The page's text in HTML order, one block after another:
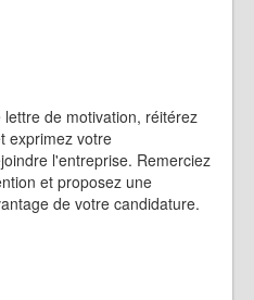
de motivation, réitérez
exprimez votre
l'entreprise. Remerciez
et proposez une
de votre candidature.